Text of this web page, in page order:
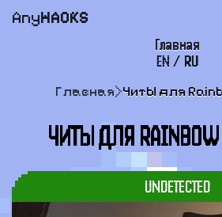
AnyHACKS
Главная
Оплата и
Пользовательское
EN / RU
Главная>Читы для
ЧИТЫ ДЛЯ RAINBOW
UNDETECTED